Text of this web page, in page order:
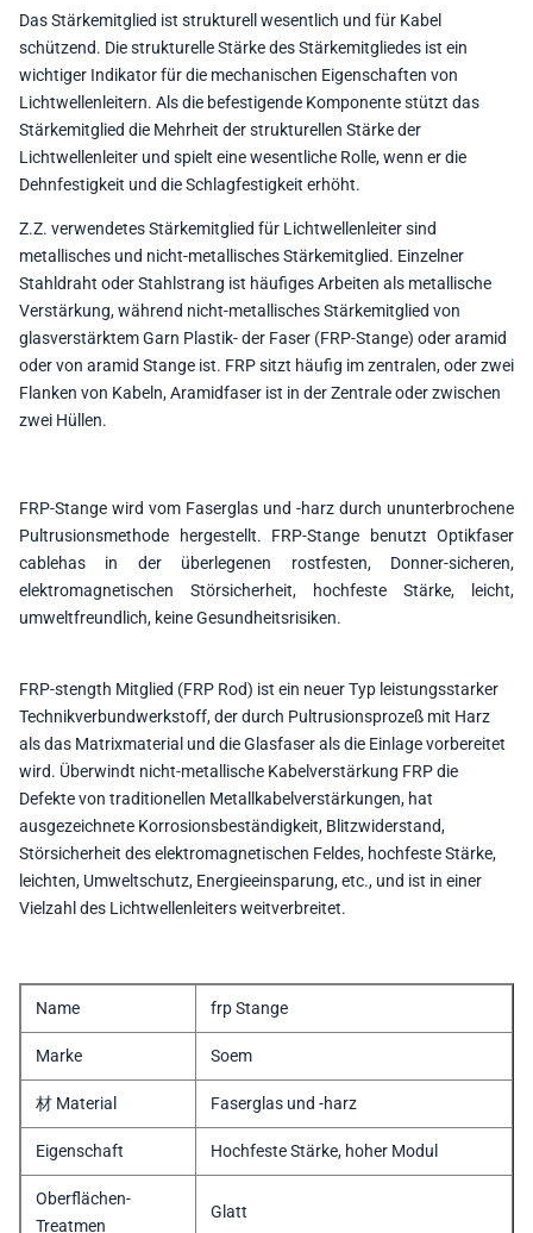
Das Stärkemitglied ist strukturell wesentlich und für Kabel
schützend. Die strukturelle Stärke des Stärkemitgliedes ist ein
wichtiger Indikator für die mechanischen Eigenschaften von
Lichtwellenleitern. Als die befestigende Komponente stützt das
Stärkemitglied die Mehrheit der strukturellen Stärke der
Lichtwellenleiter und spielt eine wesentliche Rolle, wenn er die
Dehnfestigkeit und die Schlagfestigkeit erhöht.
Z.Z. verwendetes Stärkemitglied für Lichtwellenleiter sind
metallisches und nicht-metallisches Stärkemitglied. Einzelner
Stahldraht oder Stahlstrang ist häufiges Arbeiten als metallische
Verstärkung, während nicht-metallisches Stärkemitglied von
glasverstärktem Garn Plastik- der Faser (FRP-Stange) oder aramid
oder von aramid Stange ist. FRP sitzt häufig im zentralen, oder zwei
Flanken von Kabeln, Aramidfaser ist in der Zentrale oder zwischen
zwei Hüllen.
FRP-Stange wird vom Faserglas und -harz durch ununterbrochene
Pultrusionsmethode hergestellt. FRP-Stange benutzt Optikfaser
cablehas in der überlegenen rostfesten, Donner-sicheren,
elektromagnetischen Störsicherheit, hochfeste Stärke, leicht,
umweltfreundlich, keine Gesundheitsrisiken.
FRP-stength Mitglied (FRP Rod) ist ein neuer Typ leistungsstarker
Technikverbundwerkstoff, der durch Pultrusionsprozeß mit Harz
als das Matrixmaterial und die Glasfaser als die Einlage vorbereitet
wird. Überwindt nicht-metallische Kabelverstärkung FRP die
Defekte von traditionellen Metallkabelverstärkungen, hat
ausgezeichnete Korrosionsbeständigkeit, Blitzwiderstand,
Störsicherheit des elektromagnetischen Feldes, hochfeste Stärke,
leichten, Umweltschutz, Energieeinsparung, etc., und ist in einer
Vielzahl des Lichtwellenleiters weitverbreitet.
Name frp Stange
Marke Soem
材 Material Faserglas und -harz
Eigenschaft Hochfeste Stärke, hoher Modul
Oberflächen-
Treatmen
Glatt